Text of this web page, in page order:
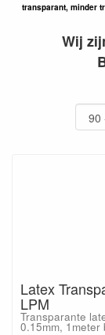
transparant, minder
Wij
Latex
LPM
Transparante
0.15mm, 1meter